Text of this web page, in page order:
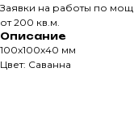
Заявки на работы по
от 200 кв.м.
Описание
100х100х40 мм
Цвет: Саванна
Правила обработки